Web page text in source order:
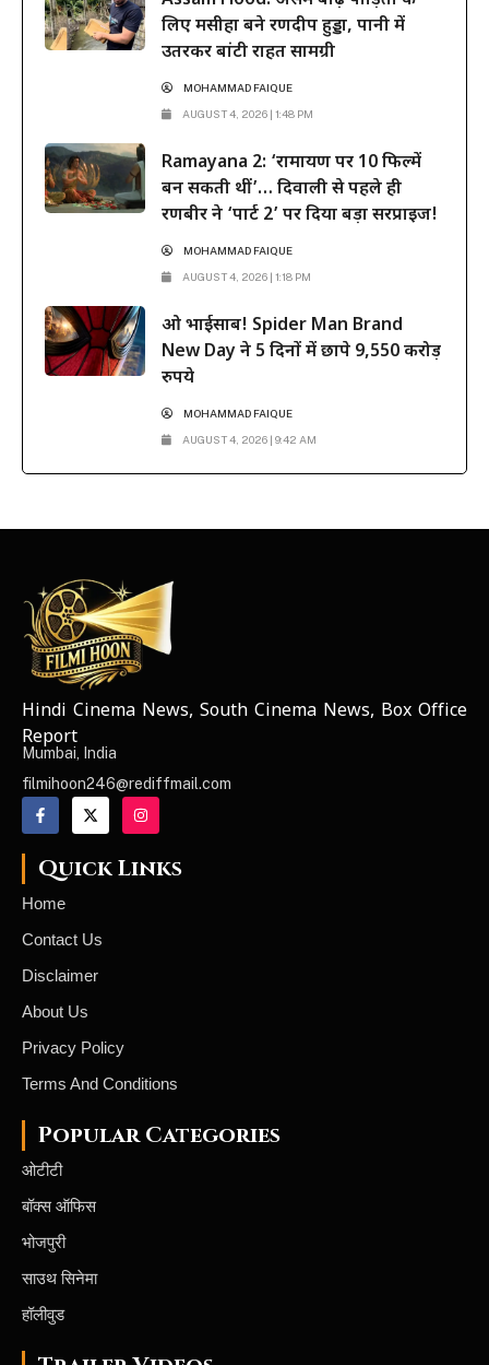
लिए मसीहा बने रणदीप हुड्डा, पानी में
उतरकर बांटी राहत सामग्री
MOHAMMAD FAIQUE
AUGUST 4, 2026 | 1:48 PM
Ramayana 2: ‘रामायण पर 10 फिल्में
बन सकती थीं’… दिवाली से पहले ही
रणबीर ने ‘पार्ट 2’ पर दिया बड़ा सरप्राइज!
MOHAMMAD FAIQUE
AUGUST 4, 2026 | 1:18 PM
ओ भाईसाब! Spider Man Brand
New Day ने 5 दिनों में छापे 9,550 करोड़
रुपये
MOHAMMAD FAIQUE
AUGUST 4, 2026 | 9:42 AM
NEWS ELEMENTOR
Hindi Cinema News, South Cinema News, Box Office
Report
Mumbai, India
filmihoon246@rediffmail.com
Quick Links
Home
Contact Us
Disclaimer
About Us
Privacy Policy
Terms And Conditions
Popular Categories
ओटीटी
बॉक्स ऑफिस
भोजपुरी
साउथ सिनेमा
हॉलीवुड